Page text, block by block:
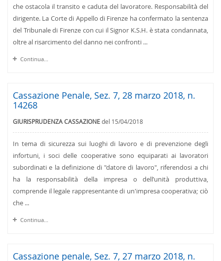
che ostacola il transito e caduta del lavoratore. Responsabilità del
dirigente. La Corte di Appello di Firenze ha confermato la sentenza
del Tribunale di Firenze con cui il Signor K.S.H. è stata condannata,
oltre al risarcimento del danno nei confronti ...
Continua...
Cassazione Penale, Sez. 7, 28 marzo 2018, n.
14268
GIURISPRUDENZA CASSAZIONEdel 15/04/2018
In tema di sicurezza sui luoghi di lavoro e di prevenzione degli
infortuni, i soci delle cooperative sono equiparati ai lavoratori
subordinati e la definizione di "datore di lavoro", riferendosi a chi
ha la responsabilità della impresa o dell’unità produttiva,
comprende il legale rappresentante di un'impresa cooperativa; ciò
che ...
Continua...
Cassazione penale, Sez. 7, 27 marzo 2018, n.